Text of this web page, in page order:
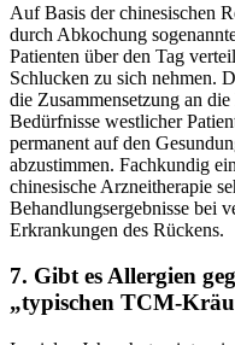
Auf Basis der chinesischen
durch Abkochung
Patienten über den Tag
Schlucken zu sich nehmen.
die Zusammensetzung an
Bedürfnisse westlicher
permanent auf den
abzustimmen. Fachkundig
chinesische Arzneitherapie
Behandlungsergebnisse bei
Erkrankungen des Rückens.
7. Gibt es Allergien
„typischen TCM-